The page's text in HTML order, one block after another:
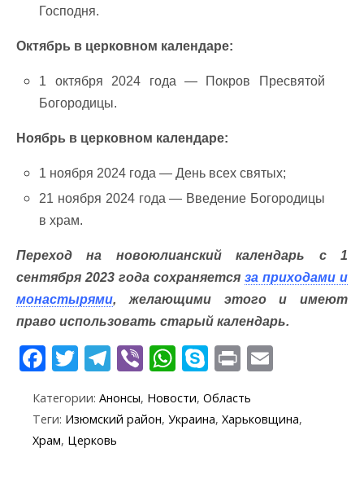
Господня.
Октябрь в церковном календаре:
1 октября 2024 года — Покров Пресвятой
Богородицы.
Ноябрь в церковном календаре:
1 ноября 2024 года — День всех святых;
21 ноября 2024 года — Введение Богородицы
в храм.
Переход на новоюлианский календарь с 1
сентября 2023 года сохраняется за приходами и
монастырями, желающими этого и имеют
право использовать старый календарь.
F
e
b
T
itt
er
T
e
gr
Vi
er
W
at
s
S
k
y
p
Pr
t ai
l
Категории: Анонсы, Новости, Область
Теги: Изюмский район, Украина, Харьковщина,
Храм, Церковь